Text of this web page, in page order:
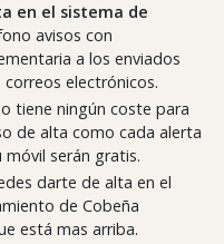
en el sistema de
avisos con
a los enviados
electrónicos.
tiene ningún coste para
de alta como cada alerta
serán gratis.
darte de alta en el
de Cobeña
está mas arriba.